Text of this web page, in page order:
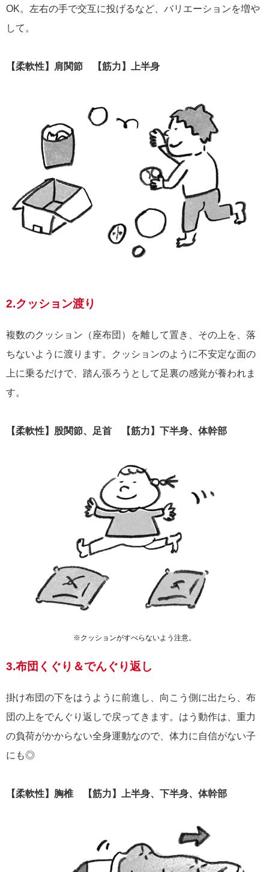
OK。左右の手で交互に投げるなど、バリエーションを増や
して。
【柔軟性】肩関節 【筋力】上半身
2.クッション渡り
複数のクッション（座布団）を離して置き、その上を、落
ちないように渡ります。クッションのように不安定な面の
上に乗るだけで、踏ん張ろうとして足裏の感覚が養われま
す。
【柔軟性】股関節、足首 【筋力】下半身、体幹部
※クッションがすべらないよう注意。
3.布団くぐり＆でんぐり返し
掛け布団の下をはうように前進し、向こう側に出たら、布
団の上をでんぐり返しで戻ってきます。はう動作は、重力
の負荷がかからない全身運動なので、体力に自信がない子
にも◎
【柔軟性】胸椎 【筋力】上半身、下半身、体幹部